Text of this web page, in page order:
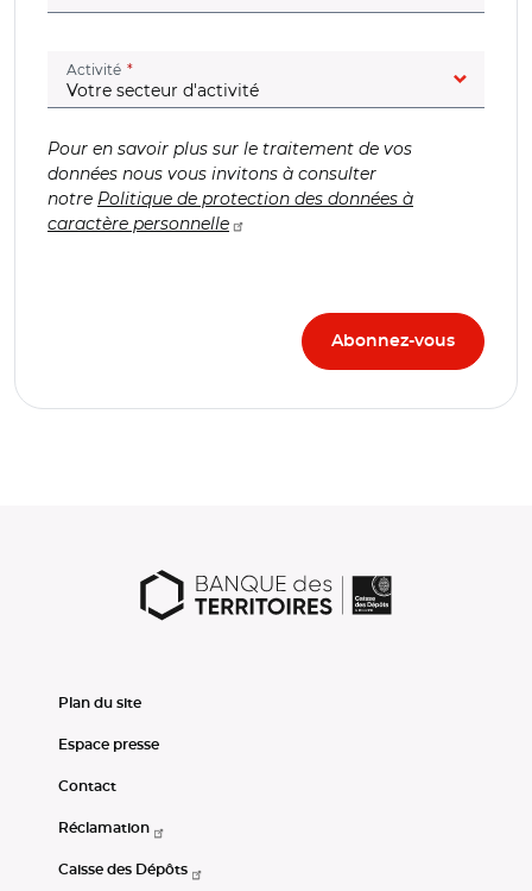
Activité (champ obligatoire)
Pour en savoir plus sur le traitement de vos
données nous vous invitons à consulter
notre Politique de protection des données à
caractère personnelle
Plan du site
Espace presse
Contact
Réclamation
Caisse des Dépôts